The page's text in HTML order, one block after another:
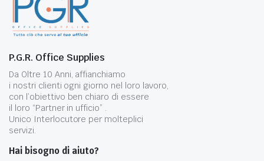
P.G.R. Office Supplies
Da Oltre 10 Anni, affianchiamo
i nostri clienti ogni giorno nel loro lavoro,
con l’obiettivo ben chiaro di essere
il loro “Partner in ufficio” .
Unico Interlocutore per molteplici
servizi.
Hai bisogno di aiuto?